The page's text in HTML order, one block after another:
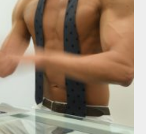
2021.07.10
その他 AKIHITO(細マッチョ) 大胸筋
ラジオ番組「ONE MORNING」
ん！事件ですよ」に取材されまし
）